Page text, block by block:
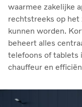
waarmee zakelijke
rechtstreeks op
kunnen worden.
beheert alles
telefoons of tablets
chauffeur en